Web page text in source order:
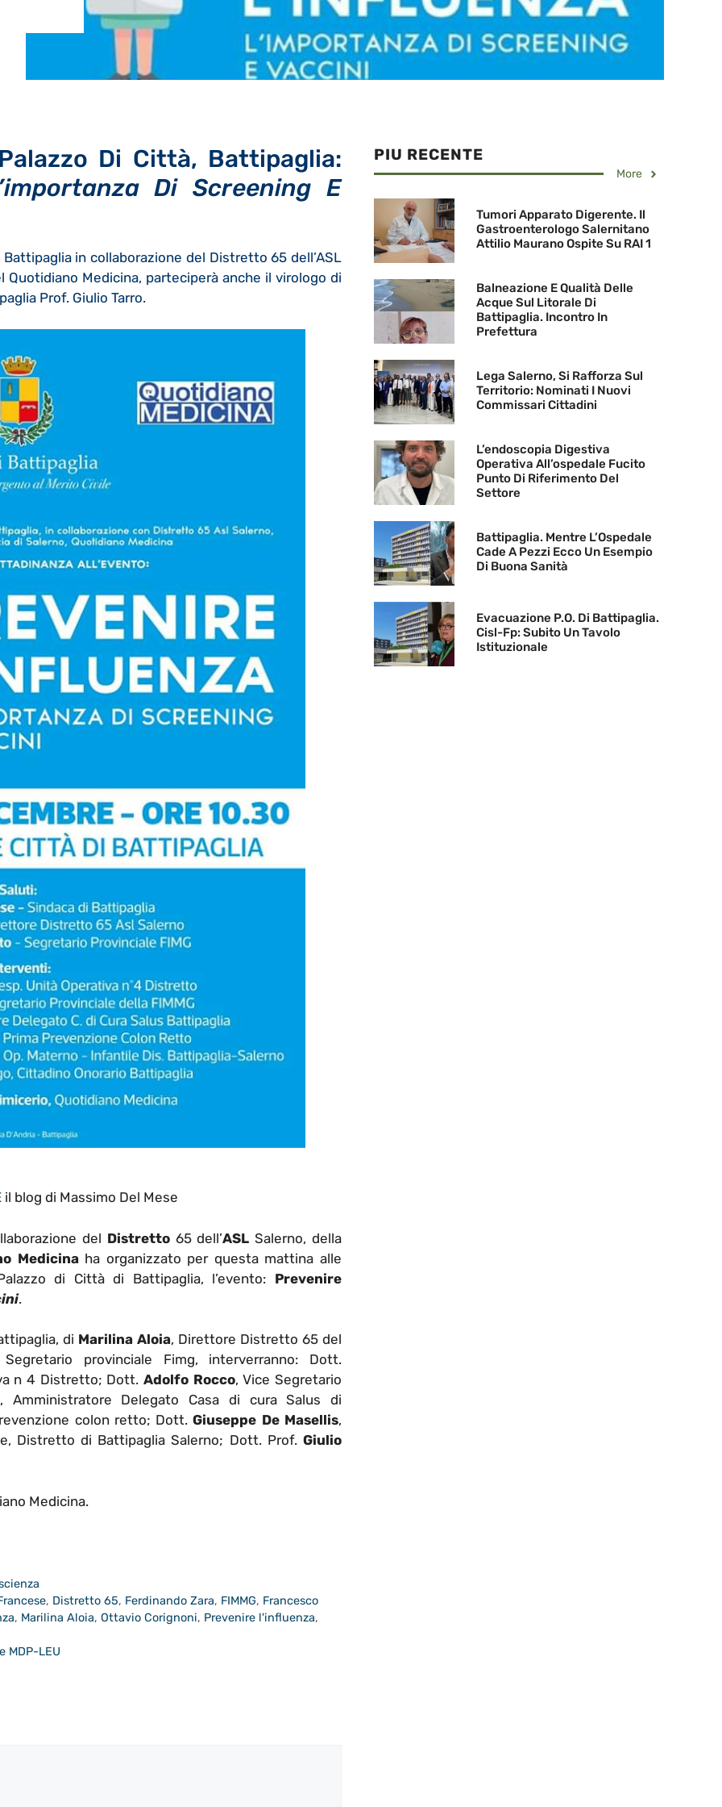
Di Città, Battipaglia:
Di Screening E
in collaborazione del Distretto 65 dell’ASL
Medicina, parteciperà anche il virologo di
Prof. Giulio Tarro.
il blog di Massimo Del Mese
del Distretto65 dell’ASL Salerno, della
Medicinaha organizzato per questa mattina alle
di Città di Battipaglia, l’evento: Prevenire
.
di Marilina Aloia, Direttore Distretto 65 del
provinciale Fimg, interverranno: Dott.
n 4 Distretto; Dott.Adolfo Rocco, Vice Segretario
, Amministratore Delegato Casa di cura Salus di
colon retto; Dott.Giuseppe De Masellis,
Distretto di Battipaglia Salerno; Dott. Prof. Giulio
Medicina.
, Distretto 65, Ferdinando Zara, FIMMG, Francesco
, Marilina Aloia, Ottavio Corignoni, Prevenire l'influenza,
MDP-LEU
PIU RECENTE
More
Tumori Apparato Digerente. Il
Gastroenterologo Salernitano
Attilio Maurano Ospite Su RAI 1
Balneazione E Qualità Delle
Acque Sul Litorale Di
Battipaglia. Incontro In
Prefettura
Lega Salerno, Si Rafforza Sul
Territorio: Nominati I Nuovi
Commissari Cittadini
L’endoscopia Digestiva
Operativa All’ospedale Fucito
Punto Di Riferimento Del
Settore
Battipaglia. Mentre L’Ospedale
Cade A Pezzi Ecco Un Esempio
Di Buona Sanità
Evacuazione P.O. Di Battipaglia.
Cisl-Fp: Subito Un Tavolo
Istituzionale